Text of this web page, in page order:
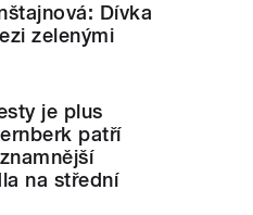
Dívka
zelenými
je plus
patří
na střední